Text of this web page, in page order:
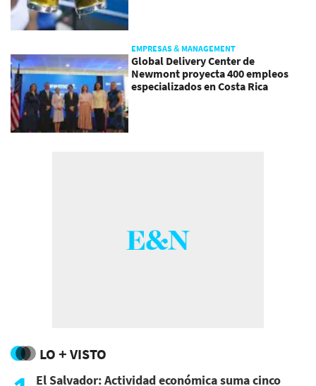
EMPRESAS & MANAGEMENT
Global Delivery Center de
Newmont proyecta 400 empleos
especializados en Costa Rica
LO + VISTO
El Salvador: Actividad económica suma cinco